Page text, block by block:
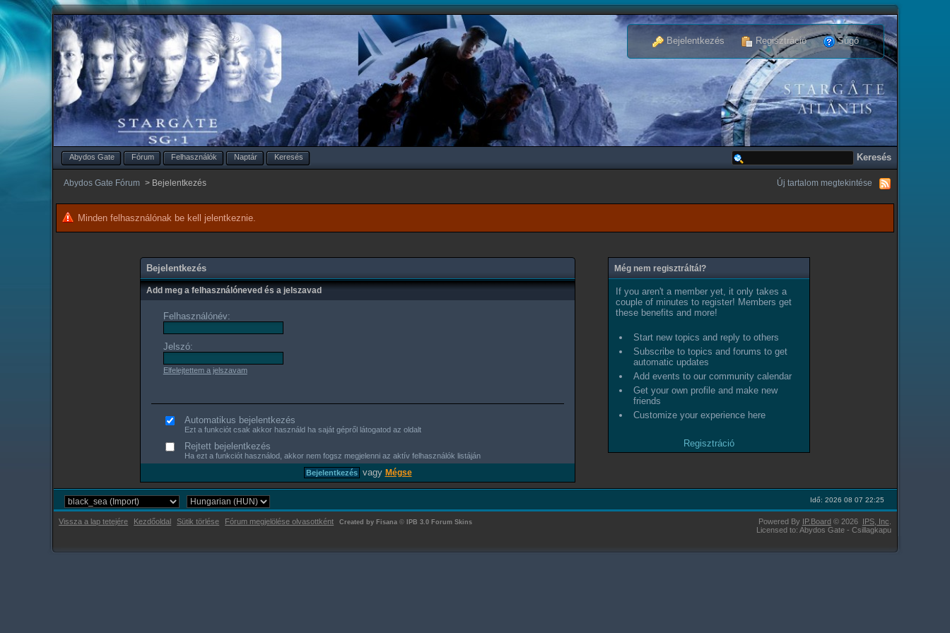
Bejelentkezés Regisztráció Súgó
Abydos Gate Fórum Felhasználók Naptár Keresés
Abydos Gate Fórum > Bejelentkezés Új tartalom megtekintése
Minden felhasználónak be kell jelentkeznie.
Bejelentkezés
Add meg a felhasználóneved és a jelszavad
Felhasználónév:
Jelszó:
Elfelejtettem a jelszavam
Automatikus bejelentkezés
Ezt a funkciót csak akkor használd ha saját gépről látogatod az oldalt
Rejtett bejelentkezés
Ha ezt a funkciót használod, akkor nem fogsz megjelenni az aktív felhasználók listáján
vagy Mégse
Még nem regisztráltál?
If you aren't a member yet, it only takes a
couple of minutes to register! Members get
these benefits and more!
Start new topics and reply to others
Subscribe to topics and forums to get
automatic updates
Add events to our community calendar
Get your own profile and make new
friends
Customize your experience here
Regisztráció
Idő: 2026 08 07 22:25
Vissza a lap tetejére Kezdőoldal Sütik törlése Fórum megjelölése olvasottként Powered By IP.Board © 2026 IPS, Inc.
Licensed to: Abydos Gate - Csillagkapu
Created by Fisana © IPB 3.0 Forum Skins